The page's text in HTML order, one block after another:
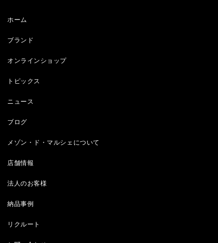
ホーム
ブランド
オンラインショップ
トピックス
ニュース
ブログ
メゾン・ド・マルシェについて
店舗情報
法人のお客様
納品事例
リクルート